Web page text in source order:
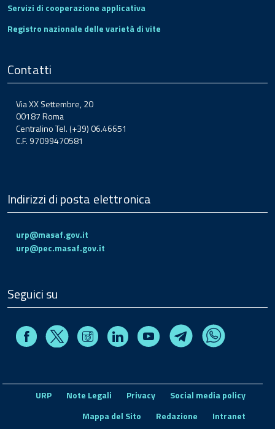
Servizi di cooperazione applicativa
Registro nazionale delle varietà di vite
Contatti
Via XX Settembre, 20
00187 Roma
Centralino Tel. (+39) 06.46651
C.F. 97099470581
Indirizzi di posta elettronica
urp@masaf.gov.it
urp@pec.masaf.gov.it
Seguici su
FacebookX InstagramLinkedin Youtube TelegramWhatsapp
URP Note Legali Privacy
Social media policy
Mappa del Sito
Redazione Intranet